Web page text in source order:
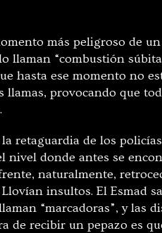
más peligroso de
llaman “combustión
hasta ese momento no
llamas, provocando que
retaguardia de los
nivel donde antes se
naturalmente,
insultos. El Esmad
“marcadoras”, y las
de recibir un pepazo es